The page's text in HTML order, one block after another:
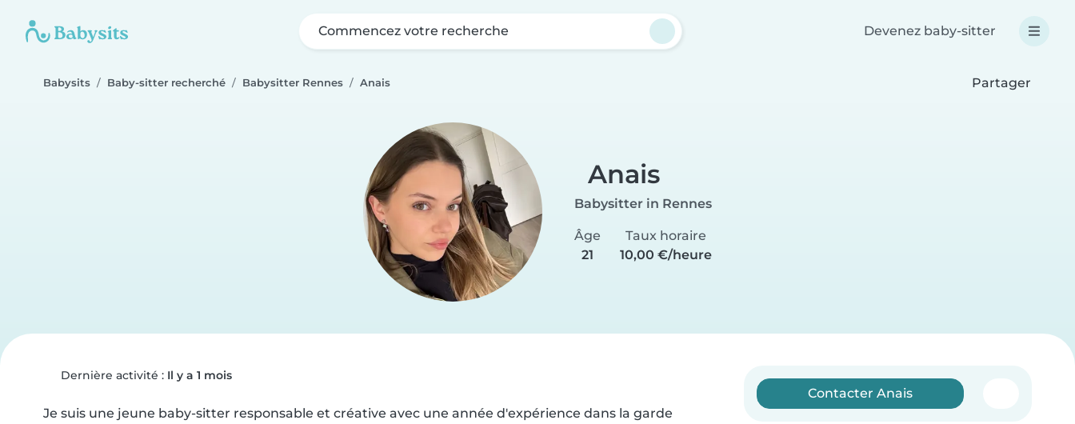
Commencez votre recherche Devenez baby-sitter
Babysits Baby-sitter recherché Babysitter Rennes Anais Partager
Anais
Babysitter in Rennes
Âge
21
Taux horaire
10,00 €/heure
Dernière activité : Il y a 1 mois
Je suis une jeune baby-sitter responsable et créative avec une année d'expérience dans la garde
Contacter Anais